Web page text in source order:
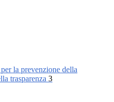
la prevenzione della
trasparenza 3